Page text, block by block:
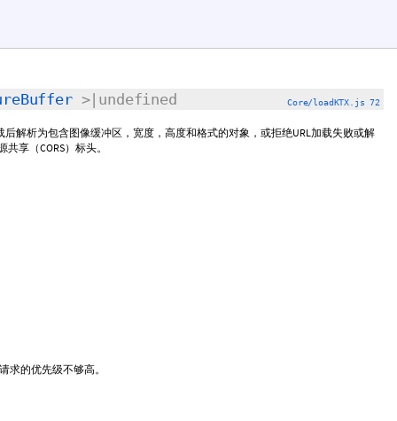
>|undefined Core/loadKTX.js 72
解析为包含图像缓冲区，宽度，高度和格式的对象，或拒绝URL加载失败或解
享（CORS）标头。
求的优先级不够高。